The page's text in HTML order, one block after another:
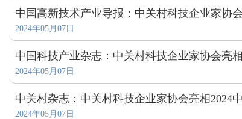
中国高新技术产业导报：中关村科技企业家协
2024年05月07日
中国科技产业杂志：中关村科技企业家协会亮
2024年05月07日
中关村杂志：中关村科技企业家协会亮相2024
2024年05月07日